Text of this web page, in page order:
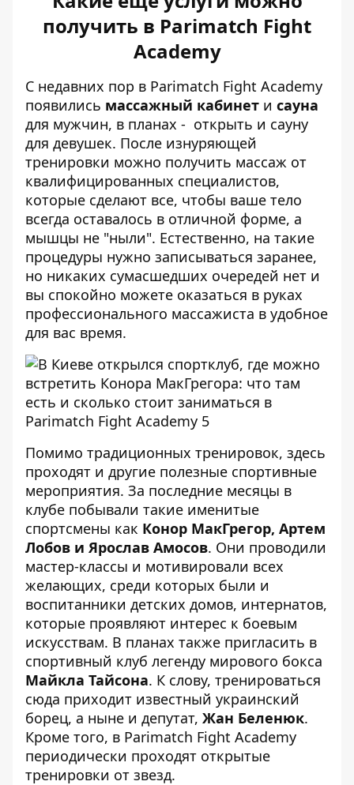
получить в Parimatch Fight
Academy
С недавних пор в Parimatch Fight Academy
появились массажный кабинет и сауна
для мужчин, в планах - открыть и сауну
для девушек. После изнуряющей
тренировки можно получить массаж от
квалифицированных специалистов,
которые сделают все, чтобы ваше тело
всегда оставалось в отличной форме, а
мышцы не "ныли". Естественно, на такие
процедуры нужно записываться заранее,
но никаких сумасшедших очередей нет и
вы спокойно можете оказаться в руках
профессионального массажиста в удобное
для вас время.
Помимо традиционных тренировок, здесь
проходят и другие полезные спортивные
мероприятия. За последние месяцы в
клубе побывали такие именитые
спортсмены как Конор МакГрегор, Артем
Лобов и Ярослав Амосов. Они проводили
мастер-классы и мотивировали всех
желающих, среди которых были и
воспитанники детских домов, интернатов,
которые проявляют интерес к боевым
искусствам. В планах также пригласить в
спортивный клуб легенду мирового бокса
Майкла Тайсона. К слову, тренироваться
сюда приходит известный украинский
борец, а ныне и депутат, Жан Беленюк.
Кроме того, в Parimatch Fight Academy
периодически проходят открытые
тренировки от звезд.